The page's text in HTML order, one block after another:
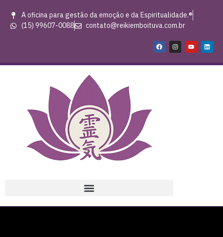
A oficina para gestão da emoção e da Espiritualidade.®
(15) 99607-0088
contato@reikiemboituva.com.br